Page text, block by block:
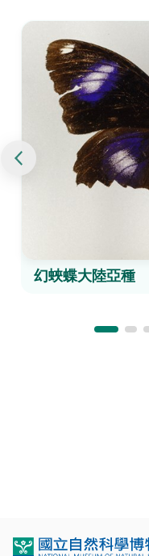
幻蛺蝶大陸亞種